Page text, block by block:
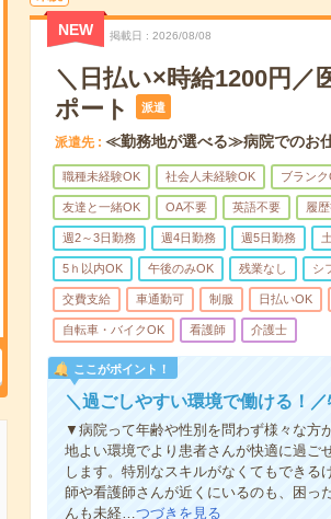
NEW 掲載日 2026/08/08
＼日払い×時給1200円／
ポート
派遣
派遣先 ≪勤務地が選べる≫病院でのお仕
職種未経験OK 社会人未経験OK ブランク
友達と一緒OK OA不要 英語不要 履
週2～3日勤務 週4日勤務 週5日勤務
5ｈ以内OK 午後のみOK 残業なし シ
交費支給 車通勤可 制服 日払いOK
自転車・バイクOK 看護師 介護士
ここがポイント！
＼過ごしやすい環境で働ける！
▼病院って年齢や性別を問わず様々な方
地よい環境でより患者さんが快適に過ご
します。特別なスキルがなくてもできる
師や看護師さんが近くにいるのも、困
んも未経…つづきを見る